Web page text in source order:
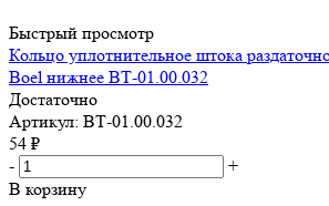
Быстрый просмотр
Кольцо уплотнительное штока
Boel нижнее ВТ-01.00.032
Достаточно
Артикул: ВТ-01.00.032
54 ₽
-
+
В корзину